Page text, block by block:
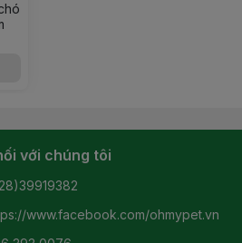
với chúng tôi
www.facebook.com/ohmypet.vn